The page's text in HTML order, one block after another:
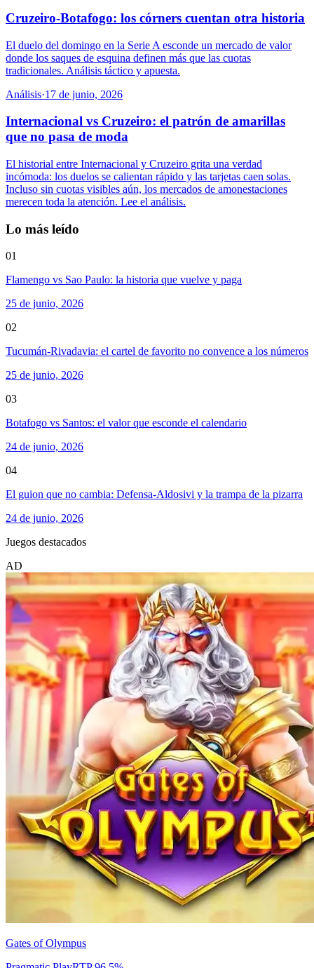
Cruzeiro-Botafogo: los córners cuentan otra historia
El duelo del domingo en la Serie A esconde un mercado de valor
donde los saques de esquina definen más que las cuotas
tradicionales. Análisis táctico y apuesta.
Análisis·17 de junio, 2026
Internacional vs Cruzeiro: el patrón de amarillas
que no pasa de moda
El historial entre Internacional y Cruzeiro grita una verdad
incómoda: los duelos se calientan rápido y las tarjetas caen solas.
Incluso sin cuotas visibles aún, los mercados de amonestaciones
merecen toda la atención. Lee el análisis.
Lo más leído
01
Flamengo vs Sao Paulo: la historia que vuelve y paga
25 de junio, 2026
02
Tucumán-Rivadavia: el cartel de favorito no convence a los números
25 de junio, 2026
03
Botafogo vs Santos: el valor que esconde el calendario
24 de junio, 2026
04
El guion que no cambia: Defensa-Aldosivi y la trampa de la pizarra
24 de junio, 2026
Juegos destacados
AD
Gates of Olympus